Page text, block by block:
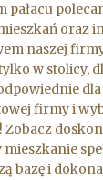
oraz
naszej
w stolicy,
dla
firmy i
Zobacz
bazę i